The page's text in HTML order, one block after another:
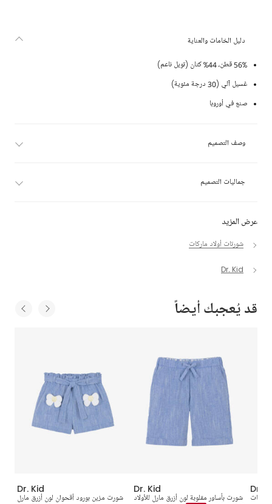
عرض المزيد
شورتات أولاد ماركات
Dr. Kid
دليل الخامات والعناية
56% قطن، 44% كتان (تويل ناعم)
غسيل آلي (30 درجة مئوية)
صنع في أوروبا
وصف التصميم
جماليات التصميم
قد يُعجبك أيضاً
Dr. Kid
شورت مزين بورود أقحوان لون أزرق مارل
Dr. Kid
شورت بأساور مقلوبة لون أزرق مارل للأولاد
Dr.